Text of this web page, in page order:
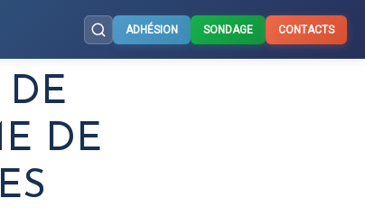
ADHÉSION SONDAGE CONTACTS
DE
DE